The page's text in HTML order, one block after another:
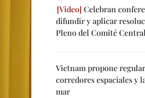
Celebran
difundir y aplicar
Pleno del Comité
Vietnam propone
corredores espaciales y
mar